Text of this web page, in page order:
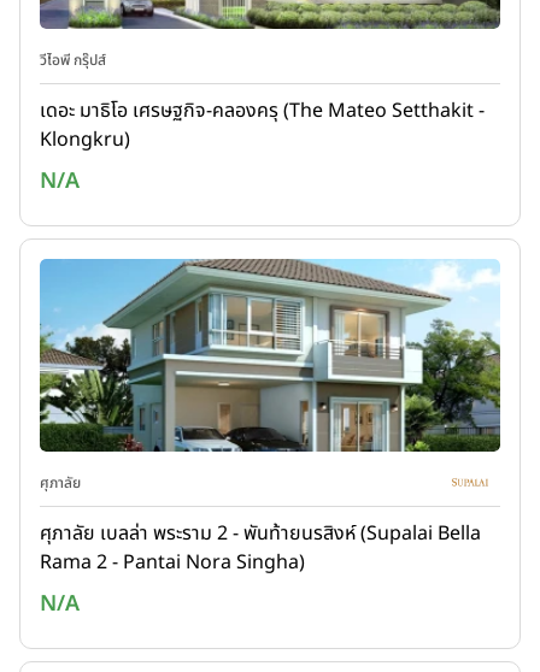
วีไอพี กรุ๊ปส์
เดอะ มาธิโอ เศรษฐกิจ-คลองครุ (The Mateo Setthakit -
Klongkru)
N/A
ศุภาลัย
ศุภาลัย เบลล่า พระราม 2 - พันท้ายนรสิงห์ (Supalai Bella
Rama 2 - Pantai Nora Singha)
N/A